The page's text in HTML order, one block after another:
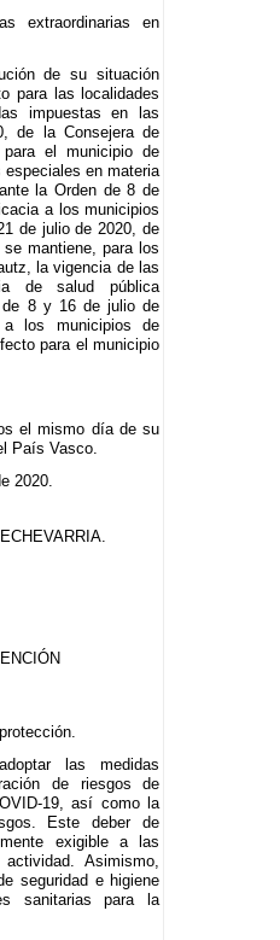
extraordinarias en
de su situación
para las localidades
impuestas en las
de la Consejera de
el municipio de
en materia
la Orden de 8 de
a los municipios
de julio de 2020, de
mantiene, para los
la vigencia de las
de salud pública
de 8 y 16 de julio de
los municipios de
para el municipio
el mismo día de su
País Vasco.
2020.
las medidas
de riesgos de
19, así como la
Este deber de
exigible a las
Asimismo,
seguridad e higiene
sanitarias para la